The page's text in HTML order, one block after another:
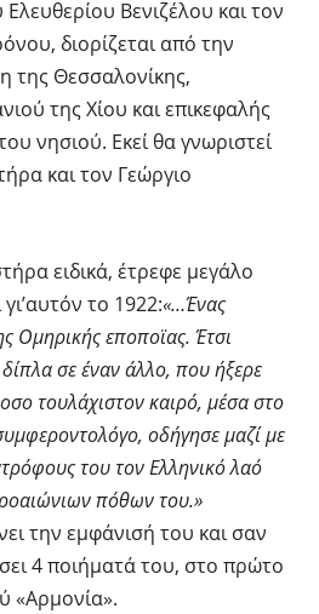
Βενιζέλου και τον
διορίζεται από την
της Θεσσαλονίκης,
της Χίου και επικεφαλής
νησιού. Εκεί θα γνωριστεί
και τον Γεώργιο
ειδικά, έτρεφε μεγάλο
το 1922:«…Ένας
Ομηρικής εποποϊας. Έτσι
σε έναν άλλο, που ήξερε
τουλάχιστον καιρό, μέσα στο
οδήγησε μαζί με
του τον Ελληνικό λαό
πόθων του.»
την εμφάνισή του και σαν
4 ποιήματά του, στο πρώτο
«Αρμονία».